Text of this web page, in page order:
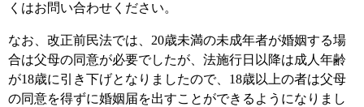
くはお問い合わせください。
なお、改正前民法では、20歳未満の未成年者が婚姻する場
合は父母の同意が必要でしたが、法施行日以降は成人年齢
が18歳に引き下げとなりましたので、18歳以上の者は父母
の同意を得ずに婚姻届を出すことができるようになりまし